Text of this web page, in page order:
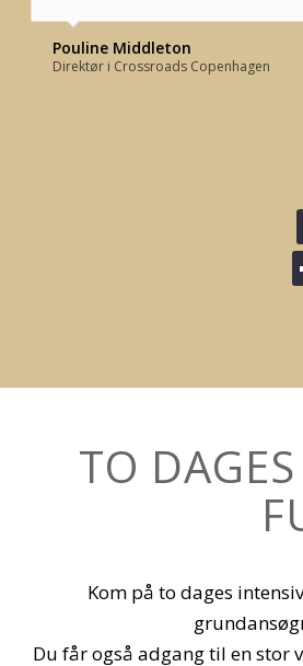
Pouline Middleton
Direktør i Crossroads Copenhagen
TO
Kom på to dages
Du får også adgang til en stor